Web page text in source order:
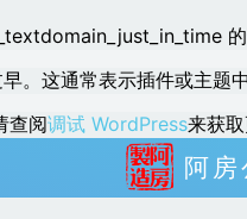
。这通常表示插件或主题
查阅调试 WordPress来获
阿房